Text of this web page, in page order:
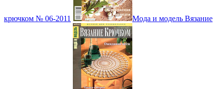
крючком № 06-2011 Мода и модель Вязание